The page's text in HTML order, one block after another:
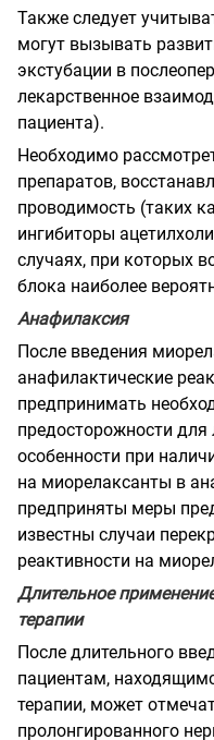
Также следует
могут вызывать
экстубации в
лекарственное
пациента).
Необходимо
препаратов,
проводимость (таких
ингибиторы
случаях, при которых
блока наиболее
Анафилаксия
После введения
анафилактические
предпринимать
предосторожности для
особенности при
на миорелаксанты в
предприняты меры
известны случаи
реактивности на
Длительное
терапии
После длительного
пациентам,
терапии, может
пролонгированного